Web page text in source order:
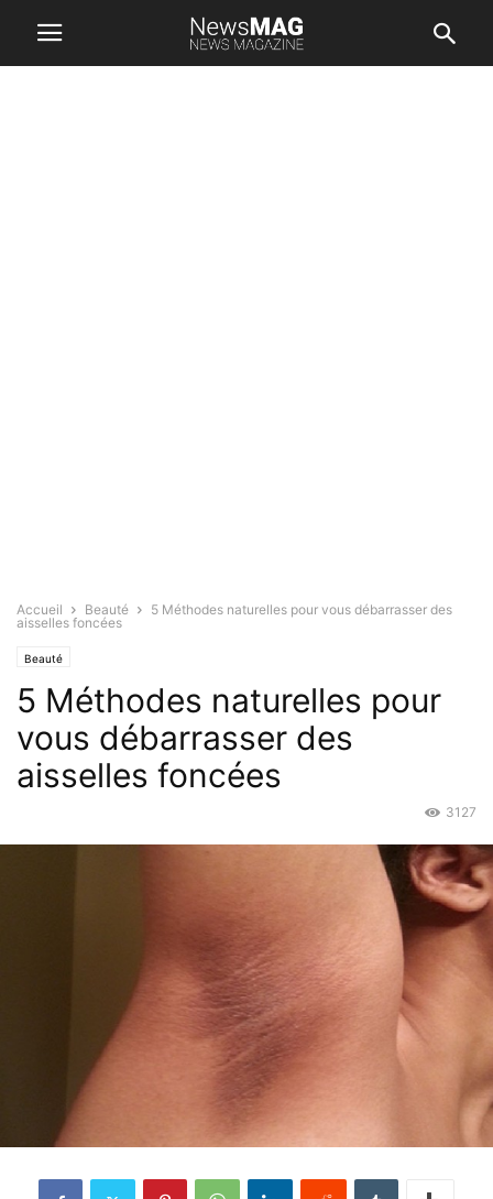
Accueil Beauté
5 Méthodes naturelles pour vous débarrasser des
aisselles foncées
Beauté
5 Méthodes naturelles pour
vous débarrasser des
aisselles foncées
3127